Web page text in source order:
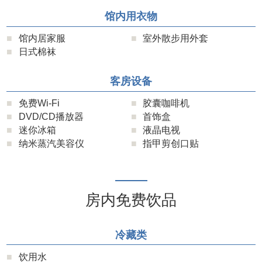
馆内用衣物
馆内居家服
日式棉袜
室外散步用外套
客房设备
免费Wi-Fi
DVD/CD播放器
迷你冰箱
纳米蒸汽美容仪
胶囊咖啡机
首饰盒
液晶电视
指甲剪创口贴
房内免费饮品
冷藏类
饮用水